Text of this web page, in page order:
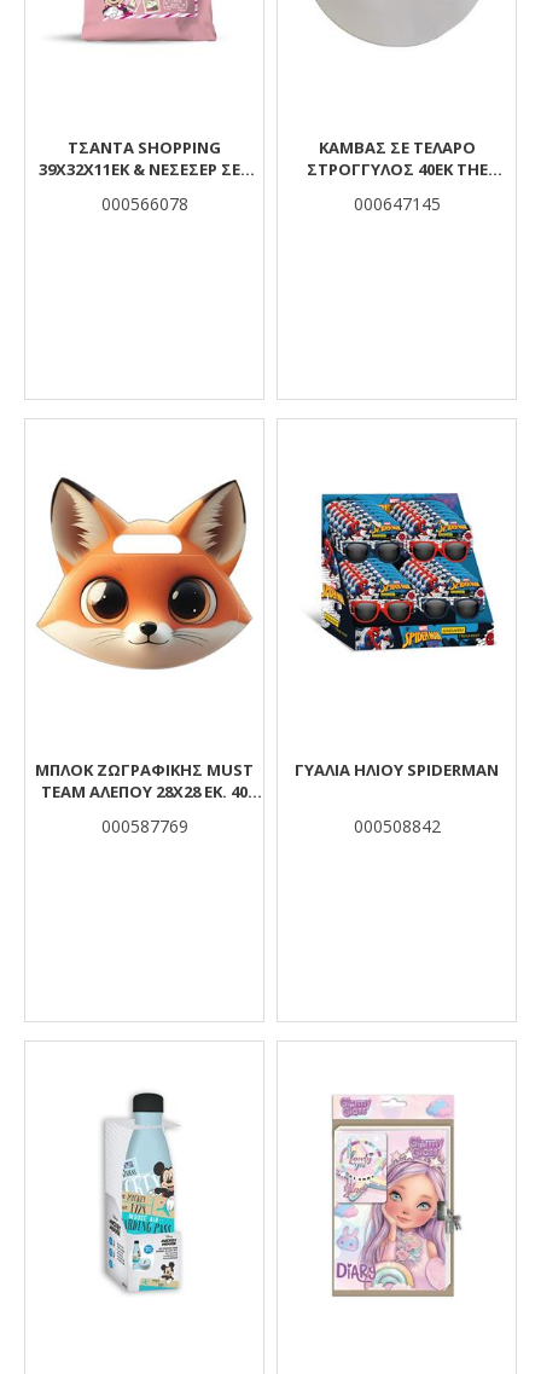
ΤΣΑΝΤΑ SHOPPING
39Χ32Χ11ΕΚ & ΝΕΣΕΣΕΡ ΣΕΤ
000566078
ΚΑΜΒΑΣ ΣΕ ΤΕΛΑΡΟ
ΣΤΡΟΓΓΥΛΟΣ 40ΕΚ ΤΗΕ
000647145
ΜΠΛΟΚ ΖΩΓΡΑΦΙΚΉΣ MUST
TEAM ΑΛΕΠΟΎ 28X28 ΕΚ. 40
000587769
ΓΥΑΛΙΑ ΗΛΙΟΥ SPIDERMAN
000508842